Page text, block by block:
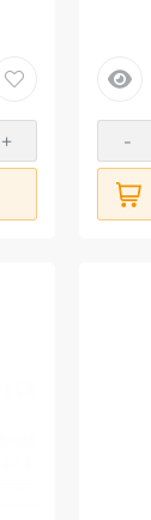
+
price
-